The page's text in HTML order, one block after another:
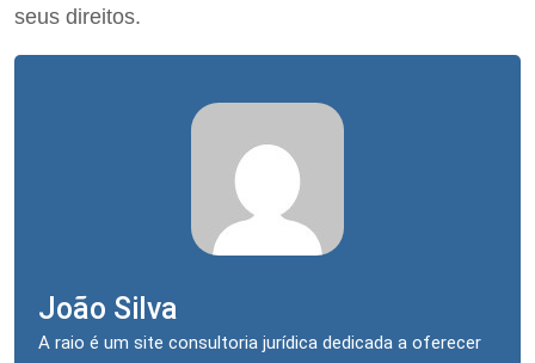
seus direitos.
João Silva
A raio é um site consultoria jurídica dedicada a oferecer